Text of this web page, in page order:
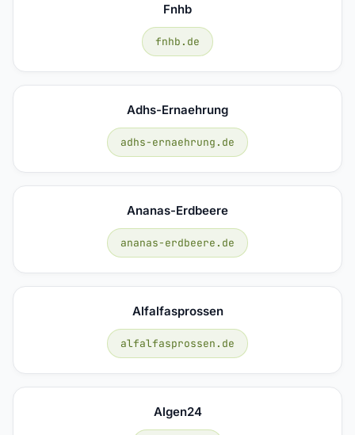
Fnhb
fnhb.de
Adhs-Ernaehrung
adhs-ernaehrung.de
Ananas-Erdbeere
ananas-erdbeere.de
Alfalfasprossen
alfalfasprossen.de
Algen24